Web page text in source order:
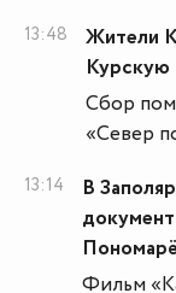
13:48
Жители
Курскую
Сбор
«Север
13:14
В
Фильм